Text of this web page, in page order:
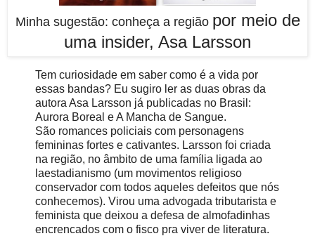
Minha sugestão: conheça a região por meio de
uma insider, Asa Larsson
Tem curiosidade em saber como é a vida por
essas bandas? Eu sugiro ler as duas obras da
autora Asa Larsson já publicadas no Brasil:
Aurora Boreal e A Mancha de Sangue.
São romances policiais com personagens
femininas fortes e cativantes. Larsson foi criada
na região, no âmbito de uma família ligada ao
laestadianismo (um movimentos religioso
conservador com todos aqueles defeitos que nós
conhecemos). Virou uma advogada tributarista e
feminista que deixou a defesa de almofadinhas
encrencados com o fisco pra viver de literatura.